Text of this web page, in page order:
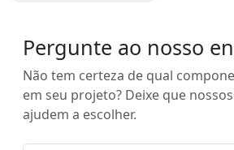
Pergunte ao nosso
Não tem certeza de qual
em seu projeto? Deixe que
ajudem a escolher.